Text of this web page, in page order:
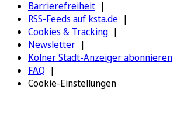
Barrierefreiheit
RSS-Feeds auf ksta.de
Cookies & Tracking
Newsletter
Kölner Stadt-Anzeiger abonnieren
FAQ
Cookie-Einstellungen